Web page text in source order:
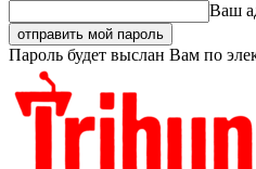
Ваш
Пароль будет выслан Вам по